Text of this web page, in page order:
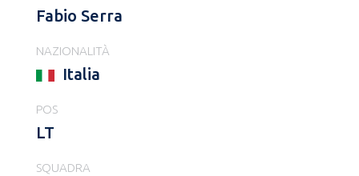
Fabio Serra
NAZIONALITÀ
Italia
POS
LT
SQUADRA